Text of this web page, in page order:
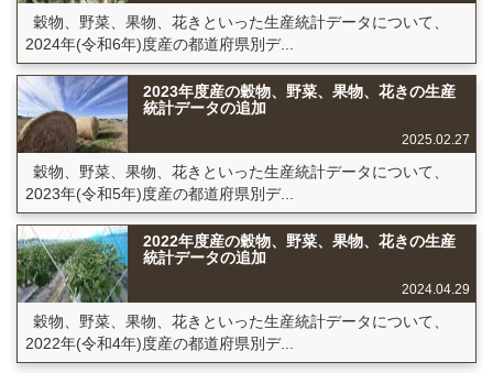
穀物、野菜、果物、花きといった生産統計データについて、
2024年(令和6年)度産の都道府県別デ...
2023年度産の穀物、野菜、果物、花きの生産
統計データの追加
2025.02.27
穀物、野菜、果物、花きといった生産統計データについて、
2023年(令和5年)度産の都道府県別デ...
2022年度産の穀物、野菜、果物、花きの生産
統計データの追加
2024.04.29
穀物、野菜、果物、花きといった生産統計データについて、
2022年(令和4年)度産の都道府県別デ...